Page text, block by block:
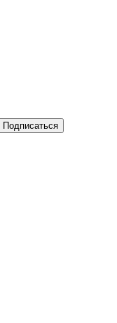
Подписаться